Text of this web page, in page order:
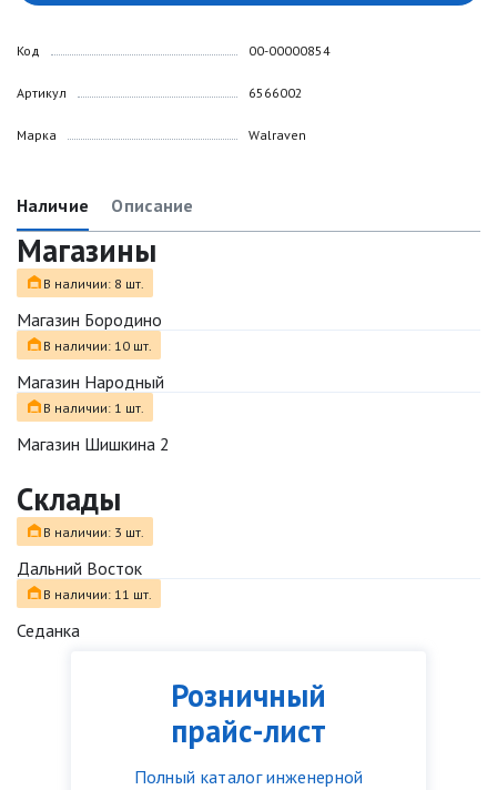
Розничный
прайс-лист
Полный каталог инженерной
Код
Артикул
Марка
00-00000854
6566002
Walraven
Наличие Описание
Магазины
В наличии: 8 шт.
Магазин Бородино
В наличии: 10 шт.
Магазин Народный
В наличии: 1 шт.
Магазин Шишкина 2
Склады
В наличии: 3 шт.
Дальний Восток
В наличии: 11 шт.
Седанка